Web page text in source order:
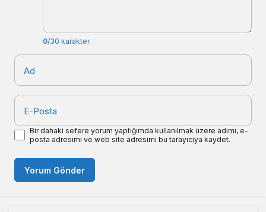
0/30 karakter
Ad
E-Posta
Bir dahaki sefere yorum yaptığımda kullanılmak üzere adımı, e-
posta adresimi ve web site adresimi bu tarayıcıya kaydet.
Yorum Gönder